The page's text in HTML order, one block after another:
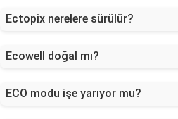
Ectopix nerelere sürülür?
Ecowell doğal mı?
ECO modu işe yarıyor mu?